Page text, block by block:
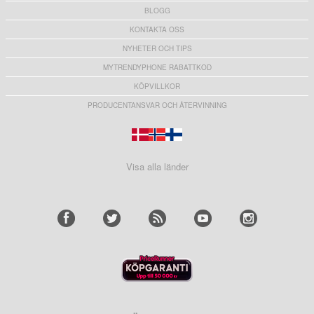
BLOGG
KONTAKTA OSS
NYHETER OCH TIPS
MYTRENDYPHONE RABATTKOD
KÖPVILLKOR
PRODUCENTANSVAR OCH ÅTERVINNING
Visa alla länder